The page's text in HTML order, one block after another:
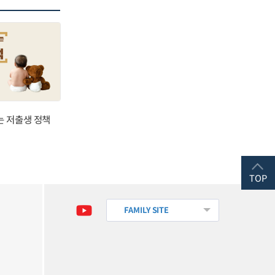
저출생 정책
FAMILY SITE
TOP